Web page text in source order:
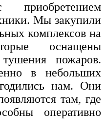
Мы закупили
комплексов на
оснащены
пожаров.
в небольших
нам. Они
там, где
оперативно